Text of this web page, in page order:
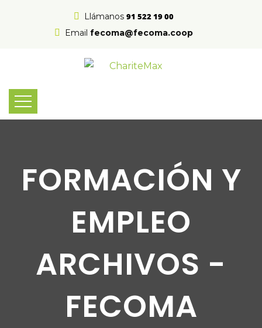
Llámanos 91 522 19 00
Email fecoma@fecoma.coop
FORMACIÓN Y
EMPLEO
ARCHIVOS -
FECOMA